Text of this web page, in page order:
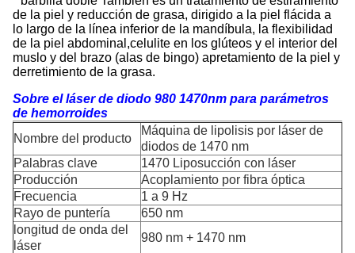
de la piel y reducción de grasa, dirigido a la piel flácida a
lo largo de la línea inferior de la mandíbula, la flexibilidad
de la piel abdominal,celulite en los glúteos y el interior del
muslo y del brazo (alas de bingo) apretamiento de la piel y
derretimiento de la grasa.
Sobre el láser de diodo 980 1470nm para parámetros
de hemorroides
Nombre del producto
Máquina de lipolisis por láser de
diodos de 1470 nm
Palabras clave
1470 Liposucción con láser
Producción
Acoplamiento por fibra óptica
Frecuencia
1 a 9 Hz
Rayo de puntería
650 nm
longitud de onda del
láser
980 nm + 1470 nm